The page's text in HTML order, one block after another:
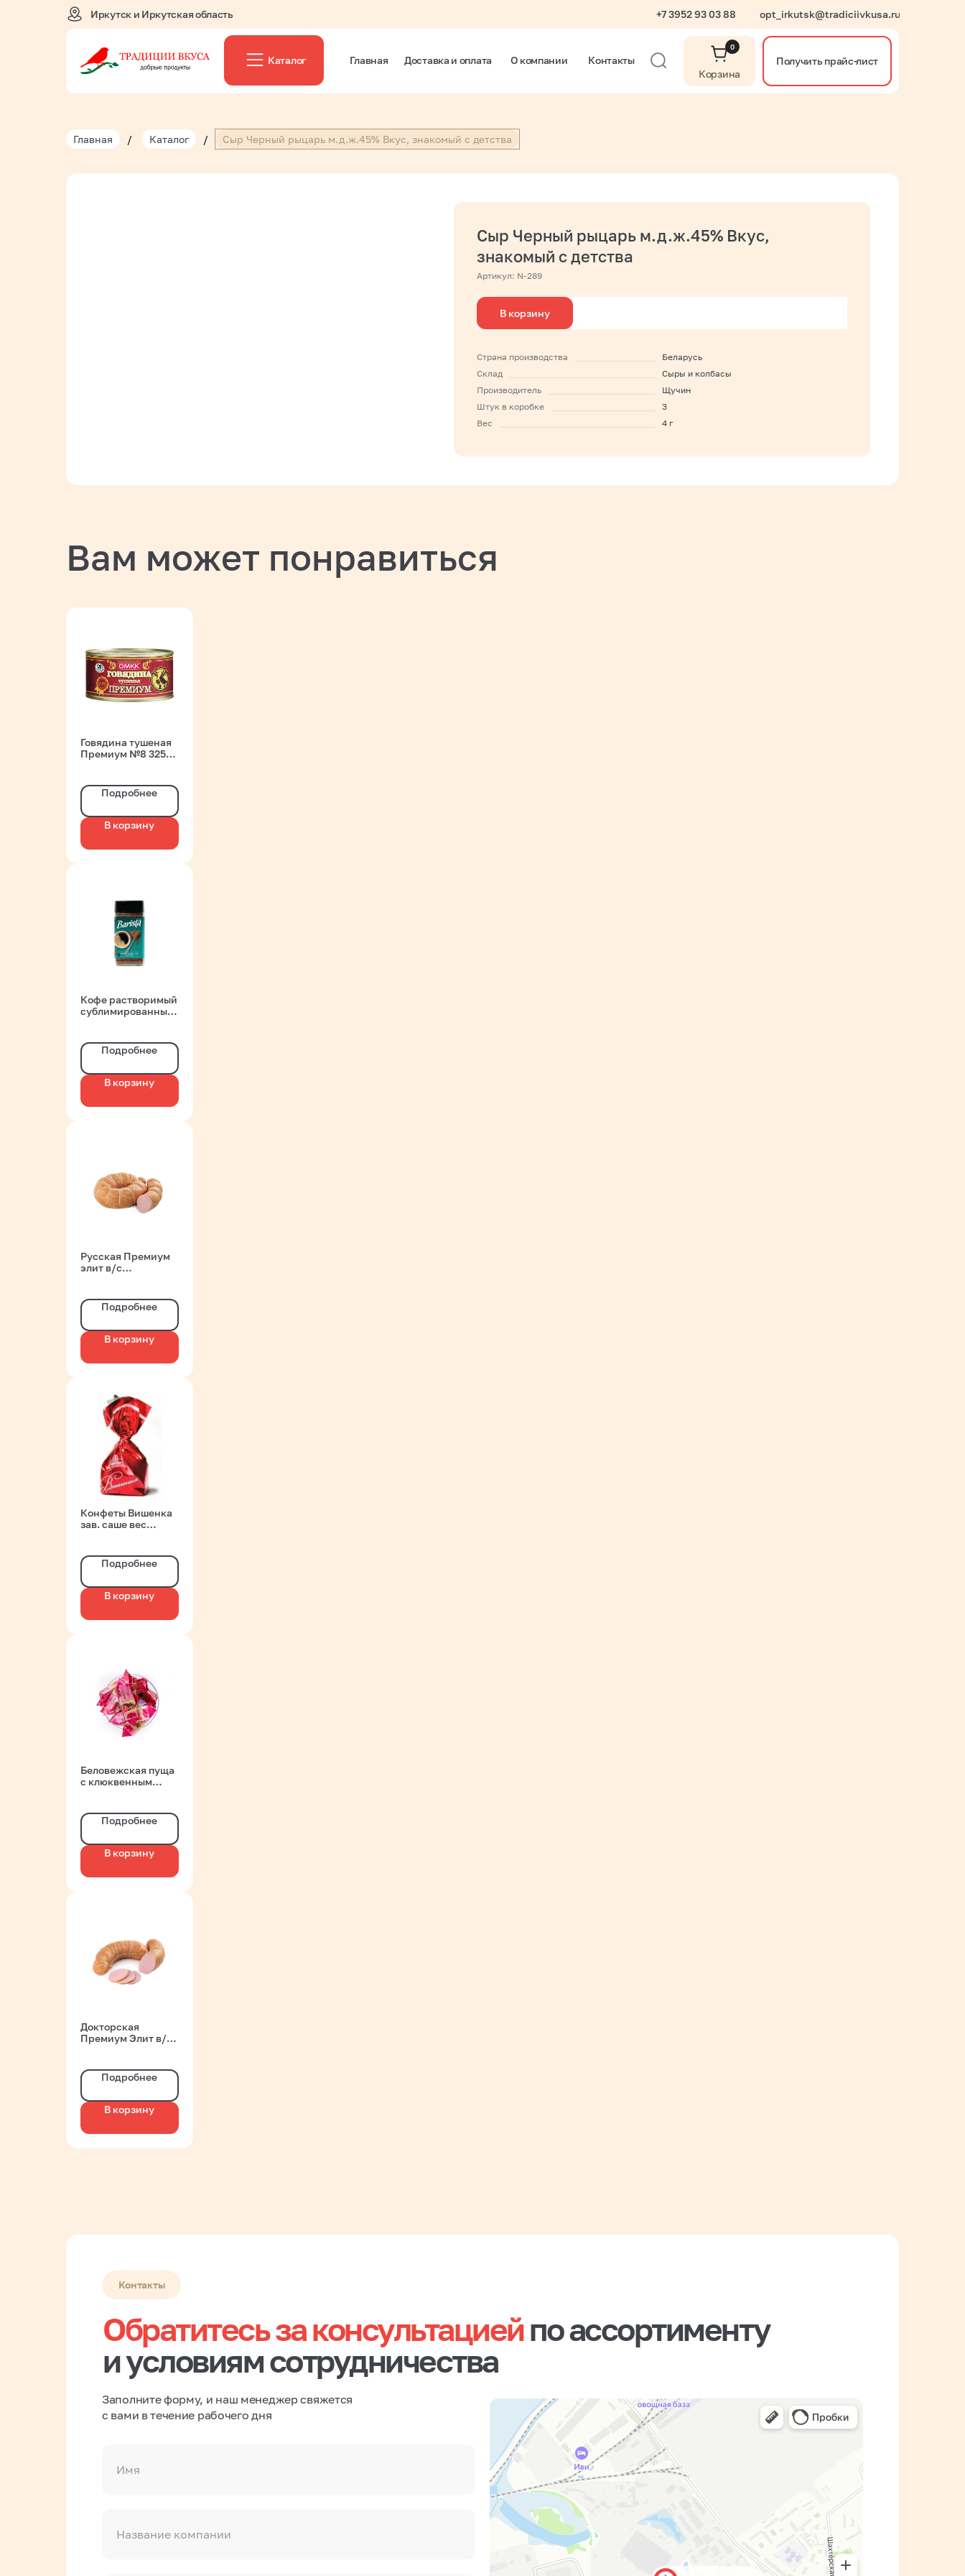
0
Каталог
Корзина
Главная О компании
Доставка и оплата Контакты Получить прайс-лист
opt_irkutsk@tradiciivkusa.ru
+7 3952 93 03 88
Иркутск и Иркутская область
Главная / Каталог / Сыр Черный рыцарь м.д.ж.45% Вкус, знакомый с детства
Сыр Черный рыцарь м.д.ж.45% Вкус,
знакомый с детства
Артикул: N-289
В корзину
Страна производства
Беларусь
Склад
Сыры и колбасы
Производитель
Щучин
Штук в коробке
3
Вес
4 г
Вам может понравиться
Говядина тушеная
Премиум №8 325гр
Подробнее
В корзину
Кофе растворимый
сублимированный
Подробнее
В корзину
Русская Премиум
элит в/с
Подробнее
В корзину
Конфеты Вишенка
зав. саше вес
Подробнее
В корзину
Беловежская пуща
с клюквенным
Подробнее
В корзину
Докторская
Премиум Элит в/с
Подробнее
В корзину
Обратитесь за консультациейпо ассортименту
и условиям сотрудничества
Контакты
Заполните форму, и наш менеджер свяжется
с вами в течение рабочего дня
Имя
Название компании